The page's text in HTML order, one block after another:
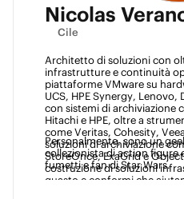
Nicolas
Cile
Architetto di soluzioni con
infrastrutture e continuità
piattaforme VMware su
UCS, HPE Synergy, Lenovo,
con sistemi di archiviazione
Hitachi e HPE, oltre a
come Veritas, Cohesity,
soluzioni di archiviazione
StoreOnce, ExaGrid e
costruzione di soluzioni
guasto e conformi che
Personalmente, sono un
collezionista di action figure
fumetti e fan di Star Wars.